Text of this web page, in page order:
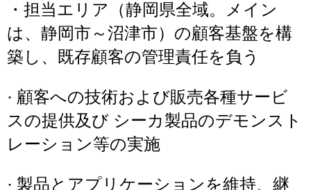
・担当エリア（静岡県全域。メイン
は、静岡市～沼津市）の顧客基盤を構
築し、既存顧客の管理責任を負う
· 顧客への技術および販売各種サービ
スの提供及び シーカ製品のデモンスト
レーション等の実施
· 製品とアプリケーションを維持、継